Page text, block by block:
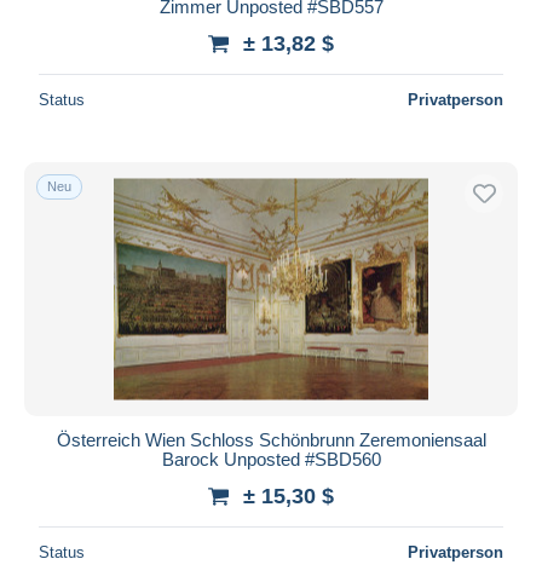
Zimmer Unposted #SBD557
± 13,82 $
Status Privatperson
Neu
Österreich Wien Schloss Schönbrunn Zeremoniensaal
Barock Unposted #SBD560
± 15,30 $
Status Privatperson